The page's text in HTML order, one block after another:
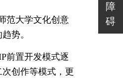
障
碍
范大学文化创意
势。
前置开发模式逐
创作等模式，更